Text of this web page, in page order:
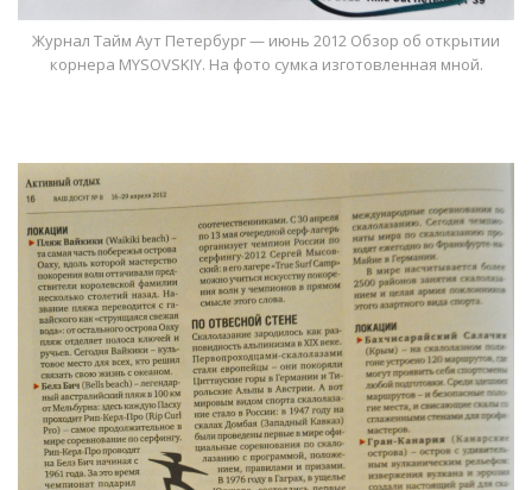
Журнал Тайм Аут Петербург — июнь 2012 Обзор об открытии
корнера MYSOVSKIY. На фото сумка изготовленная мной.